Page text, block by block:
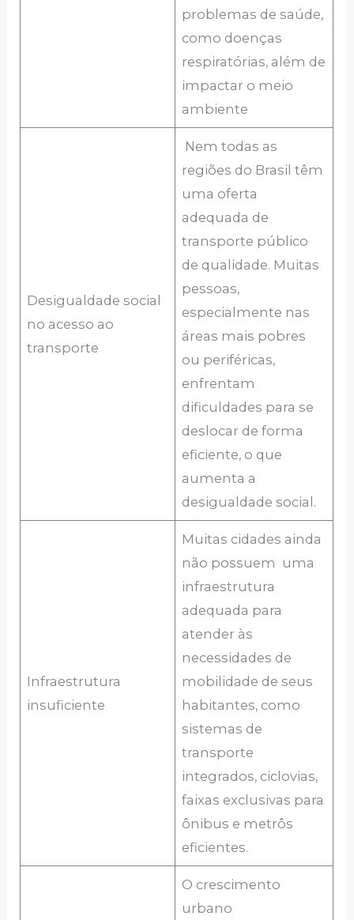
problemas de saúde,
como doenças
respiratórias, além de
impactar o meio
ambiente
Desigualdade social
no acesso ao
transporte
Nem todas as
regiões do Brasil têm
uma oferta
adequada de
transporte público
de qualidade. Muitas
pessoas,
especialmente nas
áreas mais pobres
ou periféricas,
enfrentam
dificuldades para se
deslocar de forma
eficiente, o que
aumenta a
desigualdade social.
Infraestrutura
insuficiente
Muitas cidades ainda
não possuem uma
infraestrutura
adequada para
atender às
necessidades de
mobilidade de seus
habitantes, como
sistemas de
transporte
integrados, ciclovias,
faixas exclusivas para
ônibus e metrôs
eficientes.
O crescimento
urbano